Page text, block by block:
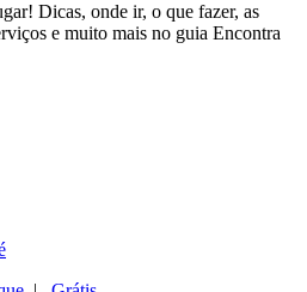
Dicas, onde ir, o que fazer, as
e muito mais no guia Encontra